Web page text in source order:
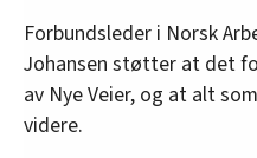
Forbundsleder i Norsk
Johansen støtter at det
av Nye Veier, og at alt
videre.